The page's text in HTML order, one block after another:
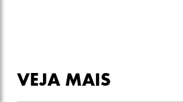
VEJA MAIS